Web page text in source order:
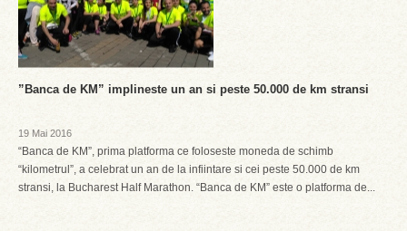
”Banca de KM” implineste un an si peste 50.000 de km stransi
19 Mai 2016
“Banca de KM”, prima platforma ce foloseste moneda de schimb
“kilometrul”, a celebrat un an de la infiintare si cei peste 50.000 de km
stransi, la Bucharest Half Marathon. “Banca de KM” este o platforma de...